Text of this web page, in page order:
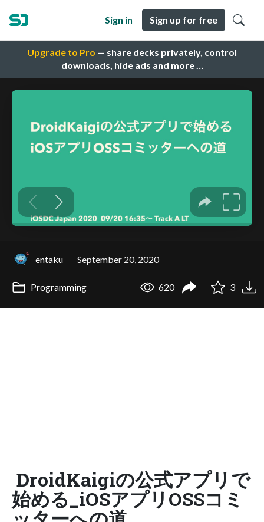
Upgrade to Pro — share decks privately, control
downloads, hide ads and more …
Sign in Sign up for free
entaku September 20, 2020
Programming 620 3
DroidKaigiの公式アプリで
始める_iOSアプリOSSコミ